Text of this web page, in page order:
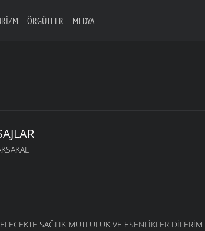
ÖRGÜTLER MEDYA
SAĞLIK MUTLULUK VE ESENLİKLER DİLERİM